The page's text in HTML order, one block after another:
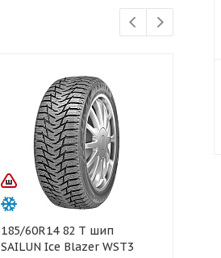
185/60R14 82 T шип
SAILUN Ice Blazer WST3